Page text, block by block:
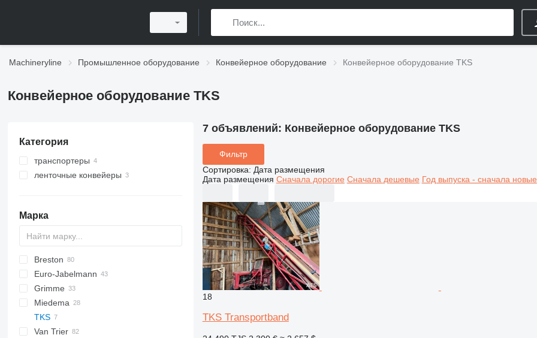
Machineryline Промышленное оборудование Конвейерное оборудование Конвейерное оборудование TKS
Конвейерное оборудование TKS
Категория
транспортеры
ленточные конвейеры
Марка
BM
Breston
Euro-Jabelmann
Grimme
SE
SL
Miedema
LBV
MC
TKS
Van Trier
7 объявлений: Конвейерное оборудование TKS
Фильтр
Сортировка: Дата размещения
Дата размещения Сначала дорогие Сначала дешевые Год выпуска - сначала новые
18
TKS Transportband